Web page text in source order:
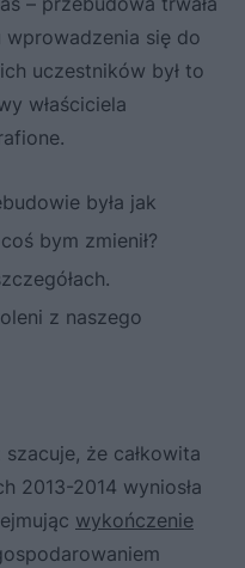
się do
uczestników był to
właściciela
była jak
bym zmienił?
z naszego
że całkowita
2013-2014 wyniosła
wykończenie